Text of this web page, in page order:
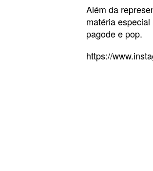
Além da
matéria
pagode e pop.
https://